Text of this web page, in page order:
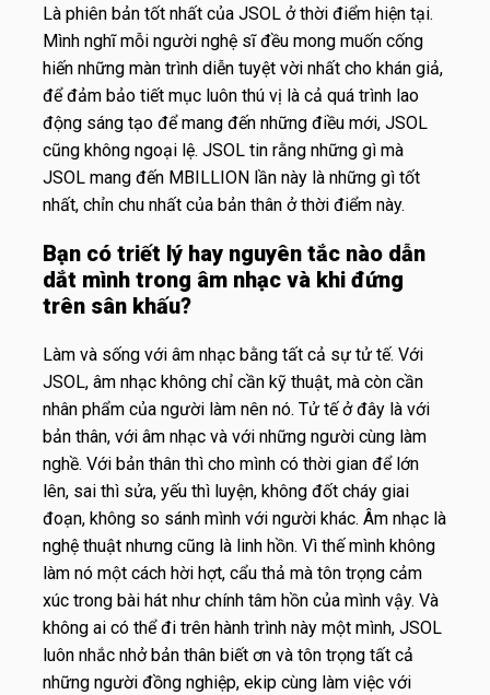
Là phiên bản tốt nhất của JSOL ở thời điểm hiện tại.
Mình nghĩ mỗi người nghệ sĩ đều mong muốn cống
hiến những màn trình diễn tuyệt vời nhất cho khán giả,
để đảm bảo tiết mục luôn thú vị là cả quá trình lao
động sáng tạo để mang đến những điều mới, JSOL
cũng không ngoại lệ. JSOL tin rằng những gì mà
JSOL mang đến MBILLION lần này là những gì tốt
nhất, chỉn chu nhất của bản thân ở thời điểm này.
Bạn có triết lý hay nguyên tắc nào dẫn
dắt mình trong âm nhạc và khi đứng
trên sân khấu?
Làm và sống với âm nhạc bằng tất cả sự tử tế. Với
JSOL, âm nhạc không chỉ cần kỹ thuật, mà còn cần
nhân phẩm của người làm nên nó. Tử tế ở đây là với
bản thân, với âm nhạc và với những người cùng làm
nghề. Với bản thân thì cho mình có thời gian để lớn
lên, sai thì sửa, yếu thì luyện, không đốt cháy giai
đoạn, không so sánh mình với người khác. Âm nhạc là
nghệ thuật nhưng cũng là linh hồn. Vì thế mình không
làm nó một cách hời hợt, cẩu thả mà tôn trọng cảm
xúc trong bài hát như chính tâm hồn của mình vậy. Và
không ai có thể đi trên hành trình này một mình, JSOL
luôn nhắc nhở bản thân biết ơn và tôn trọng tất cả
những người đồng nghiệp, ekip cùng làm việc với